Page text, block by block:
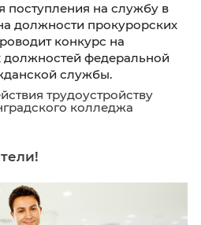
прокуратуры
области
для поступления на
на должности
проводит конкурс на
должностей
службы.
колледжа